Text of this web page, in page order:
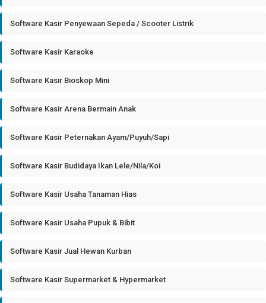
Software Kasir Penyewaan Sepeda / Scooter Listrik
Software Kasir Karaoke
Software Kasir Bioskop Mini
Software Kasir Arena Bermain Anak
Software Kasir Peternakan Ayam/Puyuh/Sapi
Software Kasir Budidaya Ikan Lele/Nila/Koi
Software Kasir Usaha Tanaman Hias
Software Kasir Usaha Pupuk & Bibit
Software Kasir Jual Hewan Kurban
Software Kasir Supermarket & Hypermarket